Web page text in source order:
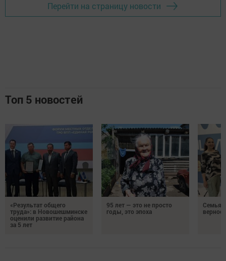
Перейти на страницу новости
Топ 5 новостей
«Результат общего
труда»: в Новошешминске
оценили развитие района
за 5 лет
95 лет — это не просто
годы, это эпоха
Семья